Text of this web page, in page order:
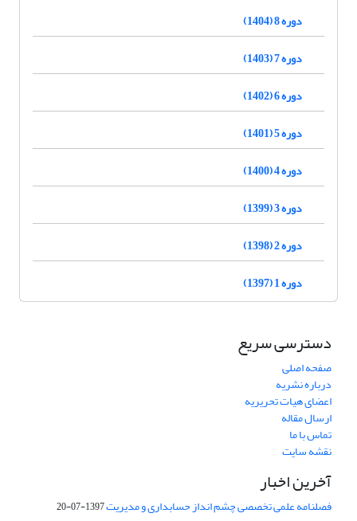
دوره 8 (1404)
دوره 7 (1403)
دوره 6 (1402)
دوره 5 (1401)
دوره 4 (1400)
دوره 3 (1399)
دوره 2 (1398)
دوره 1 (1397)
دسترسی سریع
صفحه اصلی
درباره نشریه
اعضای هیات تحریریه
ارسال مقاله
تماس با ما
نقشه سایت
آخرین اخبار
فصلنامه علمی تخصصی چشم انداز حسابداری و مدیریت1397-07-20